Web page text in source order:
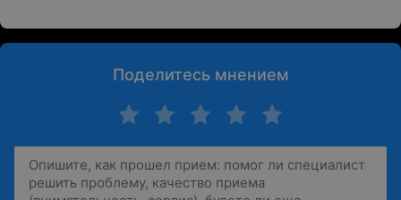
Поделитесь мнением